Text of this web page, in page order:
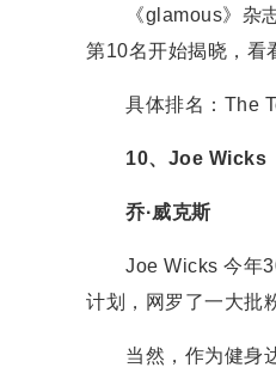
《glamous》杂志
第10名开始揭晓，看
具体排名：The
10、 Joe Wicks
乔·威克斯
Joe Wicks 今年30
计划，网罗了一大批
当然，作为健身达